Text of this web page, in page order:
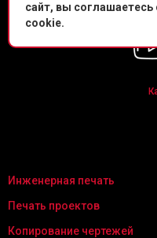
сайт, вы
cookie.
Мы
Инженерная печать
Печать проектов
Копирование чертежей